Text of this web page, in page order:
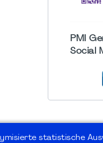
PMI
Social
statistische